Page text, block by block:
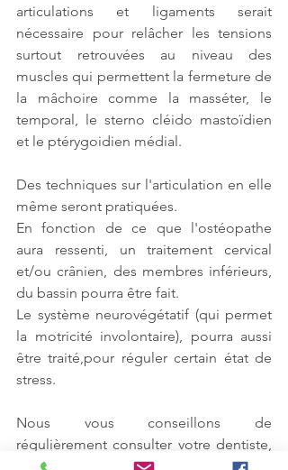
articulations et ligaments serait
nécessaire pour relâcher les tensions
surtout retrouvées au niveau des
muscles qui permettent la fermeture de
la mâchoire comme la masséter, le
temporal, le sterno cléido mastoïdien
et le ptérygoidien médial.
Des techniques sur l'articulation en elle
même seront pratiquées.
En fonction de ce que l'ostéopathe
aura ressenti, un traitement cervical
et/ou crânien, des membres inférieurs,
du bassin pourra être fait.
Le système neurovégétatif (qui permet
la motricité involontaire), pourra aussi
être traité,pour réguler certain état de
stress.
Nous vous conseillons de
régulièrement consulter votre dentiste,
ainsi que l'ostéopathe pour supprimer